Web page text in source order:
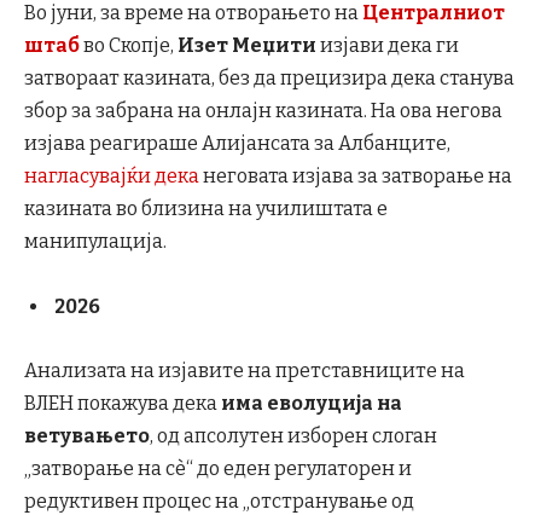
Во јуни, за време на отворањето на Централниот
штабво Скопјe, Изет Меџити изјави дека ги
затвораат казината, без да прецизира дека станува
збор за забрана на онлајн казината. На ова негова
изјава реагираше Алијансата за Албанците,
нагласувајќи деканеговата изјава за затворање на
казината во близина на училиштата е
манипулација.
2026
Анализата на изјавите на претставниците на
ВЛЕН покажува дека има еволуција на
ветувањето, од апсолутен изборен слоган
„затворање на сè“ до еден регулаторен и
редуктивен процес на „отстранување од